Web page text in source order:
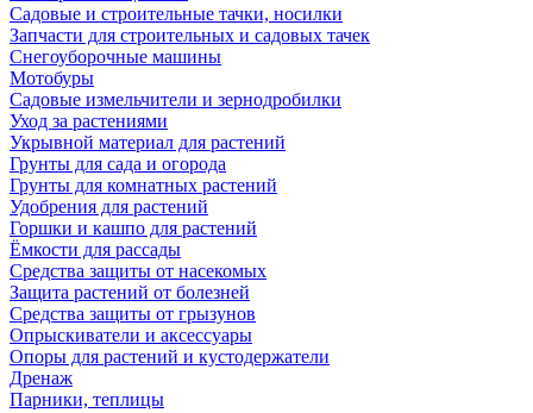
Садовые и строительные тачки, носилки
Запчасти для строительных и садовых тачек
Снегоуборочные машины
Мотобуры
Садовые измельчители и зернодробилки
Уход за растениями
Укрывной материал для растений
Грунты для сада и огорода
Грунты для комнатных растений
Удобрения для растений
Горшки и кашпо для растений
Ёмкости для рассады
Средства защиты от насекомых
Защита растений от болезней
Средства защиты от грызунов
Опрыскиватели и аксессуары
Опоры для растений и кустодержатели
Дренаж
Парники, теплицы